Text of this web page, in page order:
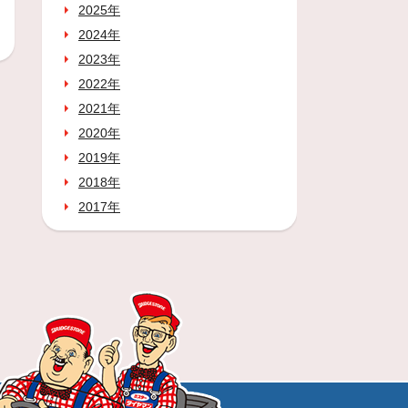
2025年
2024年
2023年
2022年
2021年
2020年
2019年
2018年
2017年